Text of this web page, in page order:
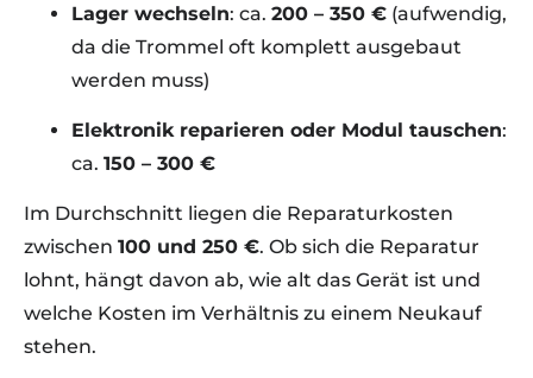
Lager wechseln: ca. 200 – 350 € (aufwendig,
da die Trommel oft komplett ausgebaut
werden muss)
Elektronik reparieren oder Modul tauschen:
ca. 150 – 300 €
Im Durchschnitt liegen die Reparaturkosten
zwischen 100 und 250 €. Ob sich die Reparatur
lohnt, hängt davon ab, wie alt das Gerät ist und
welche Kosten im Verhältnis zu einem Neukauf
stehen.